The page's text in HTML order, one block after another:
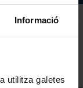
Informació
utilitza galetes